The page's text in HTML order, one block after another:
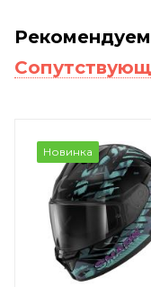
Рекомендуем
Новинка